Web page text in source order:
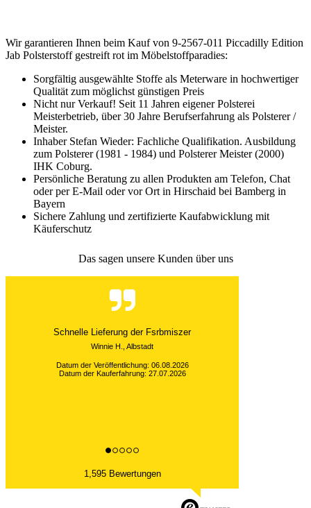
Wir garantieren Ihnen beim Kauf von 9-2567-011 Piccadilly Edition
Jab Polsterstoff gestreift rot im Möbelstoffparadies:
Sorgfältig ausgewählte Stoffe als Meterware in hochwertiger
Qualität zum möglichst günstigen Preis
Nicht nur Verkauf! Seit 11 Jahren eigener Polsterei
Meisterbetrieb, über 30 Jahre Berufserfahrung als Polsterer /
Meister.
Inhaber Stefan Wieder: Fachliche Qualifikation. Ausbildung
zum Polsterer (1981 - 1984) und Polsterer Meister (2000)
IHK Coburg.
Persönliche Beratung zu allen Produkten am Telefon, Chat
oder per E-Mail oder vor Ort in Hirschaid bei Bamberg in
Bayern
Sichere Zahlung und zertifizierte Kaufabwicklung mit
Käuferschutz
Das sagen unsere Kunden über uns
Wir haben nur ein Muster bestellt. Hat prima
geklappt.
Datum der Veröffentlichung: 31.07.2026
Datum der Kauferfahrung: 20.07.2026
1,595 Bewertungen